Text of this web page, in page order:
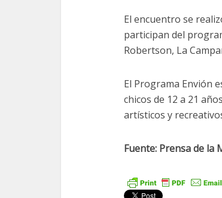
El encuentro se
participan del
Robertson, La
El Programa Envión
chicos de 12 a 21
artísticos y
Fuente: Prensa de la